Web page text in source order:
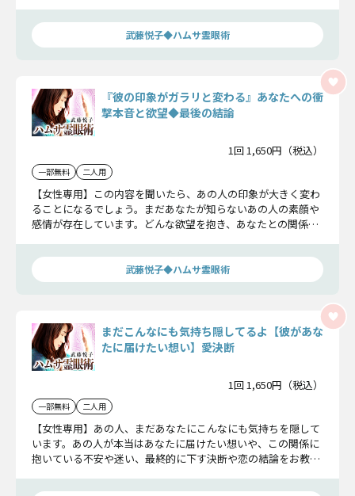
武藤悦子◆ハムサ霊眼術
『彼の印象がガラリと変わる』あなたへの衝
撃本音と欲望◆最後の結論
1回 1,650円（税込）
一部無料 二人用
【女性専用】この内容を聞いたら、あの人の印象が大きく変わ
ることになるでしょう。まだあなたが知らないあの人の素顔や
感情が存在しています。どんな欲望を抱き、あなたとの関係に
武藤悦子◆ハムサ霊眼術
まだこんなにも気持ち隠してるよ【彼があな
たに届けたい想い】愛決断
1回 1,650円（税込）
一部無料 二人用
【女性専用】あの人、まだあなたにこんなにも気持ちを隠して
います。あの人が本当はあなたに届けたい想いや、この関係に
抱いている不安や迷い、最終的に下す決断や恋の結論をお教え